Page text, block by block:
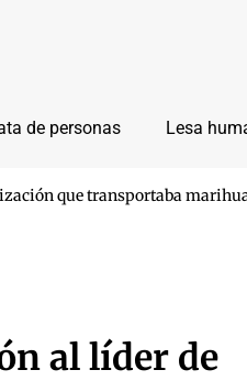
de personas Lesa
que transportaba
al líder de